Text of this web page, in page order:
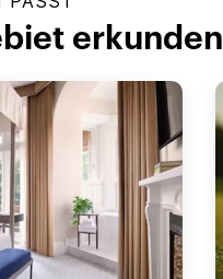
erkunden